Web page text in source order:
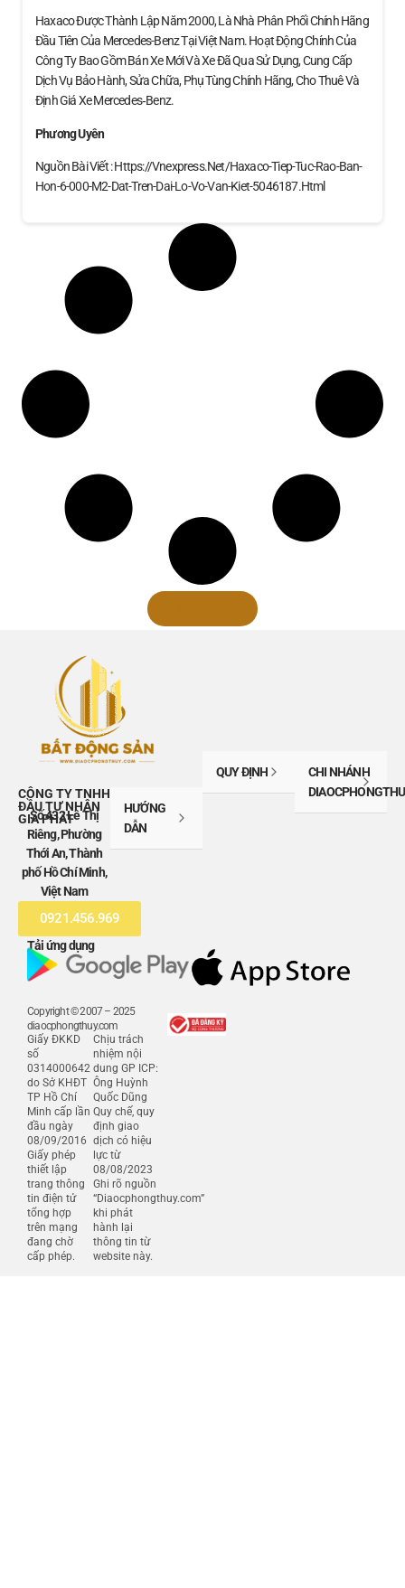
Haxaco Được Thành Lập Năm 2000, Là Nhà Phân Phối Chính Hãng
Đầu Tiên Của Mercedes-Benz Tại Việt Nam. Hoạt Động Chính Của
Công Ty Bao Gồm Bán Xe Mới Và Xe Đã Qua Sử Dụng, Cung Cấp
Dịch Vụ Bảo Hành, Sửa Chữa, Phụ Tùng Chính Hãng, Cho Thuê Và
Định Giá Xe Mercedes‑Benz.
Phương Uyên
Nguồn Bài Viết : Https://vnexpress.net/haxaco-Tiep-Tuc-Rao-Ban-
Hon-6-000-M2-Dat-Tren-Dai-Lo-Vo-Van-Kiet-5046187.html
CÔNG TY TNHH
ĐẦU TƯ NHÂN
GIA PHÁT
Số 432 Lê Thị
Riêng, Phường
Thới An, Thành
phố Hồ Chí Minh,
Việt Nam
0921.456.969
HƯỚNG
DẪN
QUY ĐỊNH
CHI NHÁNH
Tải ứng dụng
Copyright © 2007 – 2025
diaocphongthuy.com
Giấy ĐKKD
số
0314000642
do Sở KHĐT
TP Hồ Chí
Minh cấp lần
đầu ngày
08/09/2016
Giấy phép
thiết lập
trang thông
tin điện tử
tổng hợp
trên mạng
đang chờ
cấp phép.
Chịu trách
nhiệm nội
dung GP ICP:
Ông Huỳnh
Quốc Dũng
Quy chế, quy
định giao
dịch có hiệu
lực từ
08/08/2023
Ghi rõ nguồn
“Diaocphongthuy.com”
khi phát
hành lại
thông tin từ
website này.